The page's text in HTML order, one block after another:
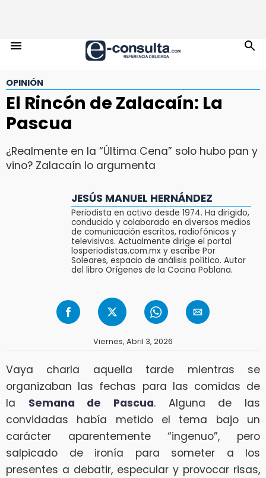
OPINIÓN
El Rincón de Zalacaín: La
Pascua
¿Realmente en la “Última Cena” solo hubo pan y
vino? Zalacaín lo argumenta
JESÚS MANUEL HERNÁNDEZ
Periodista en activo desde 1974. Ha dirigido,
conducido y colaborado en diversos medios
de comunicación escritos, radiofónicos y
televisivos. Actualmente dirige el portal
losperiodistas.com.mx y escribe Por
Soleares, espacio de análisis político. Autor
del libro Orígenes de la Cocina Poblana.
Viernes, Abril 3, 2026
Vaya charla aquella tarde mientras se
organizaban las fechas para las comidas de
la Semana de Pascua. Alguna de las
convidadas había metido el tema bajo un
carácter aparentemente “ingenuo”, pero
salpicado de ironía para someter a los
presentes a debatir, especular y provocar risas,